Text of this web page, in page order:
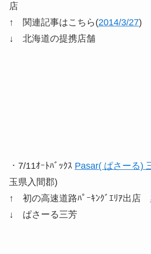
店
↑ 関連記事はこちら(2014/3/27)
↓ 北海道の提携店舗
・7/11ｵｰﾄﾊﾞｯｸｽ Pasar( ぱさーる)
玉県入間郡)
↑ 初の高速道路ﾊﾟｰｷﾝｸﾞｴﾘｱ出店
↓ ぱさーる三芳